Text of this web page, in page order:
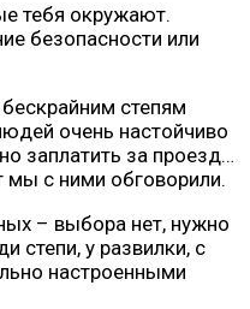
тебя окружают.
безопасности или
степям
очень настойчиво
заплатить за проезд…
мы с ними обговорили.
– выбора нет, нужно
степи, у развилки, с
настроенными